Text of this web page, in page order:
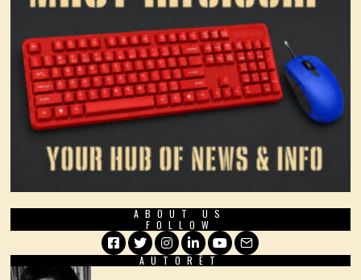
ABOUT US
FOLLOW
Facebook
TwitterInstagram
LinkedIn
YouTube
Email
AUTORËT